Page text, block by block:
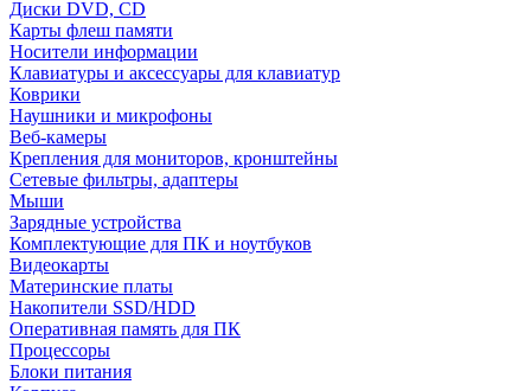
Диски DVD, CD
Карты флеш памяти
Носители информации
Клавиатуры и аксессуары для клавиатур
Коврики
Наушники и микрофоны
Веб-камеры
Крепления для мониторов, кронштейны
Сетевые фильтры, адаптеры
Мыши
Зарядные устройства
Комплектующие для ПК и ноутбуков
Видеокарты
Материнские платы
Накопители SSD/HDD
Оперативная память для ПК
Процессоры
Блоки питания